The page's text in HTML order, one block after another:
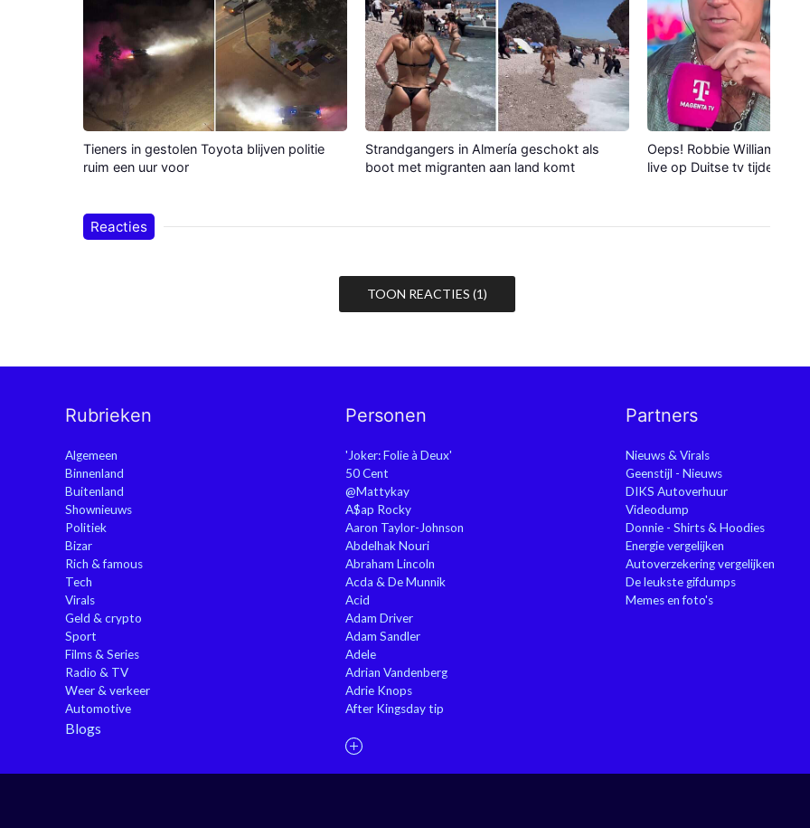
Tieners in gestolen Toyota blijven politie
ruim een uur voor
Strandgangers in Almería geschokt als
boot met migranten aan land komt
Oeps! Robbie Williams
live op Duitse tv tijdens
Reacties
TOON REACTIES (1)
Rubrieken
Algemeen
Binnenland
Buitenland
Shownieuws
Politiek
Bizar
Rich & famous
Tech
Virals
Geld & crypto
Sport
Films & Series
Radio & TV
Weer & verkeer
Automotive
Blogs
Personen
'Joker: Folie à Deux'
50 Cent
@Mattykay
A$ap Rocky
Aaron Taylor-Johnson
Abdelhak Nouri
Abraham Lincoln
Acda & De Munnik
Acid
Adam Driver
Adam Sandler
Adele
Adrian Vandenberg
Adrie Knops
After Kingsday tip
Partners
Nieuws & Virals
Geenstijl - Nieuws
DIKS Autoverhuur
Videodump
Donnie - Shirts & Hoodies
Energie vergelijken
Autoverzekering vergelijken
De leukste gifdumps
Memes en foto's